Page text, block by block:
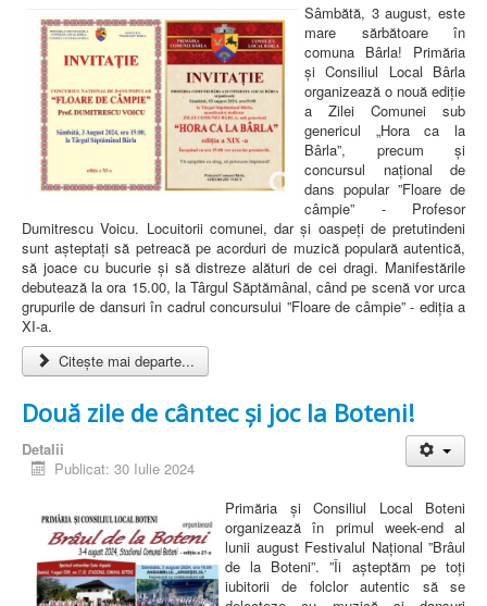
Sâmbătă, 3 august, este
mare sărbătoare în
comuna Bârla! Primăria
și Consiliul Local Bârla
organizează o nouă ediție
a Zilei Comunei sub
genericul „Hora ca la
Bârla”, precum și
concursul național de
dans popular ”Floare de
câmpie” - Profesor
Dumitrescu Voicu. Locuitorii comunei, dar și oaspeți de pretutindeni
sunt așteptați să petreacă pe acorduri de muzică populară autentică,
să joace cu bucurie și să distreze alături de cei dragi. Manifestările
debutează la ora 15.00, la Târgul Săptămânal, când pe scenă vor urca
grupurile de dansuri în cadrul concursului ”Floare de câmpie” - ediția a
XI-a.
Citește mai departe...
Două zile de cântec și joc la Boteni!
Detalii
Publicat: 30 Iulie 2024
Primăria și Consiliul Local Boteni
organizează în primul week-end al
lunii august Festivalul Național ”Brâul
de la Boteni”. ”Îi așteptăm pe toți
iubitorii de folclor autentic să se